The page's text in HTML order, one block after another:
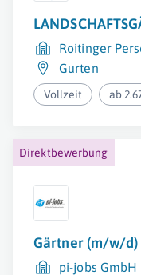
Roitinger
Gurten
Vollzeit ab
Direktbewerbung
Gärtner (m/w/d)
pi-jobs GmbH